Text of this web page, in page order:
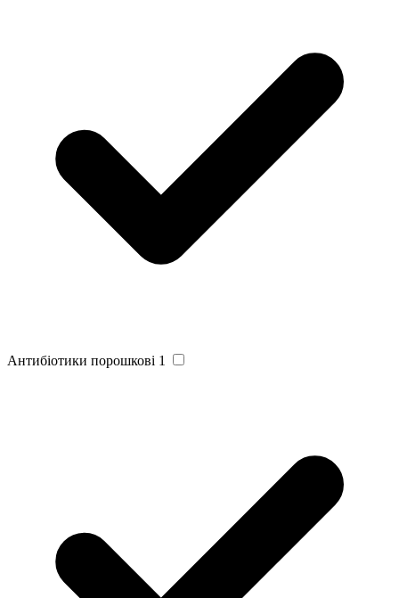
Антибіотики порошкові 1